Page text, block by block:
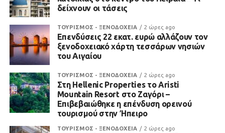
δείχνουν οι τάσεις
ΤΟΥΡΙΣΜΟΣ - ΞΕΝΟΔΟΧΕΙΑ 2 ώρες ago
Επενδύσεις 22 εκατ. ευρώ αλλάζουν τον
ξενοδοχειακό χάρτη τεσσάρων νησιών
του Αιγαίου
ΤΟΥΡΙΣΜΟΣ - ΞΕΝΟΔΟΧΕΙΑ 2 ώρες ago
Στη Hellenic Properties το Aristi
Mountain Resort στο Ζαγόρι –
Επιβεβαιώθηκε η επένδυση ορεινού
τουρισμού στην Ήπειρο
ΤΟΥΡΙΣΜΟΣ - ΞΕΝΟΔΟΧΕΙΑ 2 ώρες ago